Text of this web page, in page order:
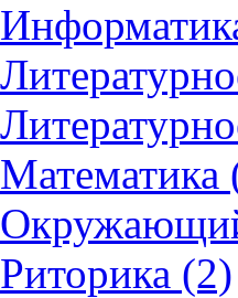
Математика
Риторика (2)